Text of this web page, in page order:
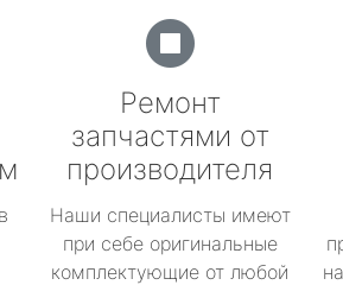
Ремонт
запчастями от
производителя
Наши специалисты имеют
при себе оригинальные
комплектующие от любой